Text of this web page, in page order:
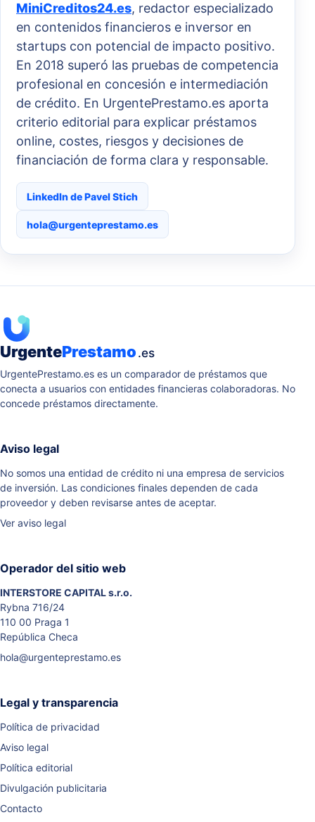
MiniCreditos24.es, redactor especializado
en contenidos financieros e inversor en
startups con potencial de impacto positivo.
En 2018 superó las pruebas de competencia
profesional en concesión e intermediación
de crédito. En UrgentePrestamo.es aporta
criterio editorial para explicar préstamos
online, costes, riesgos y decisiones de
financiación de forma clara y responsable.
LinkedIn de Pavel Stich
hola@urgenteprestamo.es
UrgentePrestamo.es
UrgentePrestamo.es es un comparador de préstamos que
conecta a usuarios con entidades financieras colaboradoras. No
concede préstamos directamente.
Aviso legal
No somos una entidad de crédito ni una empresa de servicios
de inversión. Las condiciones finales dependen de cada
proveedor y deben revisarse antes de aceptar.
Ver aviso legal
Operador del sitio web
INTERSTORE CAPITAL s.r.o.
Rybna 716/24
110 00 Praga 1
República Checa
hola@urgenteprestamo.es
Legal y transparencia
Política de privacidad
Aviso legal
Política editorial
Divulgación publicitaria
Contacto